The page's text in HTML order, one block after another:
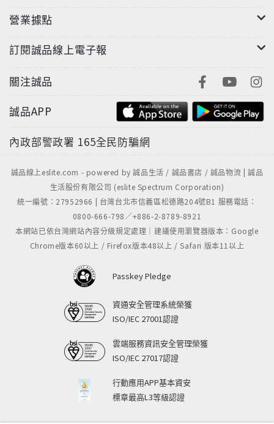
營業據點
訂閱誠品線上電子報
關注誠品
誠品APP
內政部警政署 165全民防騙網
誠品線上eslite.com - powered by 誠品生活 / 誠品書店 / 誠品物流 | 誠品
生活股份有限公司 (eslite Spectrum Corporation)
統一編號：27952966 | 台灣台北市信義區松德路204號B1 服務電話：
0800-666-798／+886-2-8789-8921
本網站已依台灣網站內容分級規定處理｜建議使用瀏覽器版本：Google
Chrome版本60以上 / Firefox版本48以上 / Safari 版本11以上
Passkey Pledge
資通安全管理系統榮獲
ISO/IEC 27001認證
雲端服務資訊安全管理榮獲
ISO/IEC 27017認證
行動應用APP基本資安
標章最高L3等級認證